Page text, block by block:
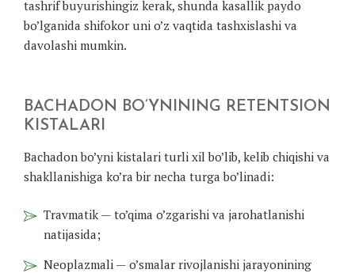
tashrif buyurishingiz kerak, shunda kasallik paydo
bo’lganida shifokor uni o’z vaqtida tashxislashi va
davolashi mumkin.
BACHADON BO’YNINING RETENTSION
KISTALARI
Bachadon bo’yni kistalari turli xil bo’lib, kelib chiqishi va
shakllanishiga ko’ra bir necha turga bo’linadi:
Travmatik — to’qima o’zgarishi va jarohatlanishi
natijasida;
Neoplazmali — o’smalar rivojlanishi jarayonining